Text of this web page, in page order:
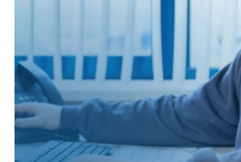
Über uns